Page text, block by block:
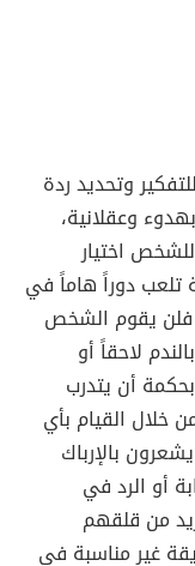
وتحديد ردة
وعقلانية،
اختيار
تلعب دوراً هاماً في
فلن يقوم الشخص
لاحقاً أو
بحكمة أن يتدرب
خلال القيام بأي
بالإرباك
أو الرد في
من قلقهم
غير مناسبة في